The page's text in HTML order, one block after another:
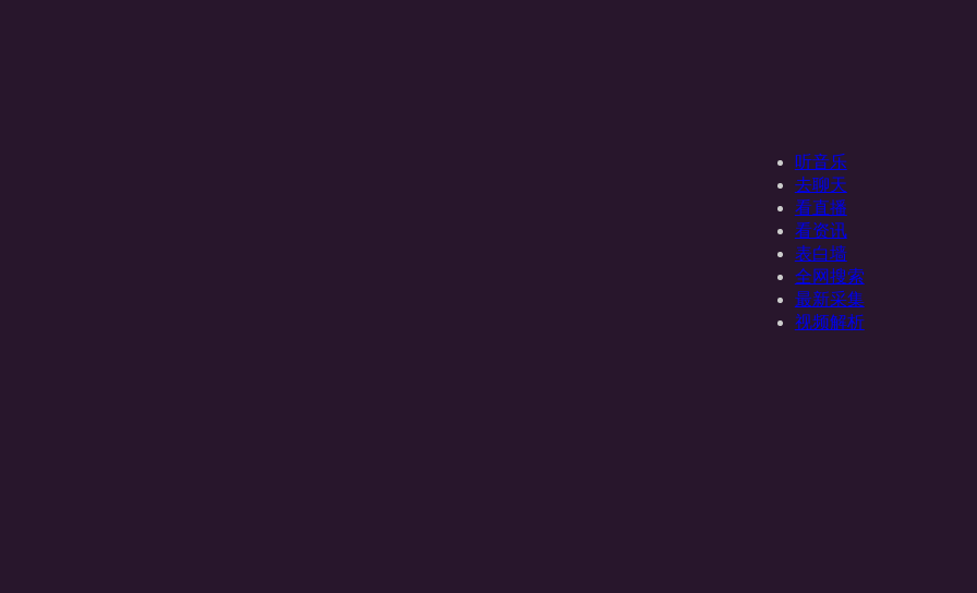
听音乐
去聊天
看直播
看资讯
表白墙
全网搜索
最新采集
视频解析